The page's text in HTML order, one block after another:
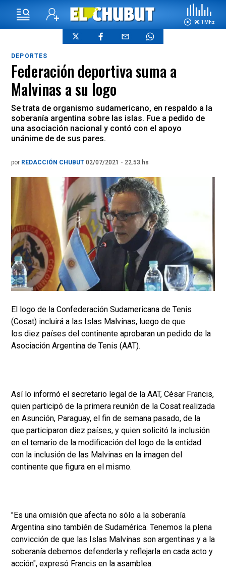
90.1 Mhz
DEPORTES
Federación deportiva suma a
Malvinas a su logo
Se trata de organismo sudamericano, en respaldo a la
soberanía argentina sobre las islas. Fue a pedido de
una asociación nacional y contó con el apoyo
unánime de de sus pares.
por REDACCIÓN CHUBUT 02/07/2021 - 22.53.hs
El logo de la Confederación Sudamericana de Tenis
(Cosat) incluirá a las Islas Malvinas, luego de que
los diez países del continente aprobaran un pedido de la
Asociación Argentina de Tenis (AAT).
Así lo informó el secretario legal de la AAT, César Francis,
quien participó de la primera reunión de la Cosat realizada
en Asunción, Paraguay, el fin de semana pasado, de la
que participaron diez países, y quien solicitó la inclusión
en el temario de la modificación del logo de la entidad
con la inclusión de las Malvinas en la imagen del
continente que figura en el mismo.
"Es una omisión que afecta no sólo a la soberanía
Argentina sino también de Sudamérica. Tenemos la plena
convicción de que las Islas Malvinas son argentinas y a la
soberanía debemos defenderla y reflejarla en cada acto y
acción", expresó Francis en la asamblea.